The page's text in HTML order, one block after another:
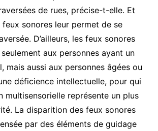
de rues, précise-t-elle. Et
feux sonores leur permet de se
D’ailleurs, les feux sonores
aux personnes ayant un
mais aussi aux personnes âgées ou
déficience intellectuelle, pour qui
multisensorielle représente un plus
La disparition des feux sonores
par des éléments de guidage